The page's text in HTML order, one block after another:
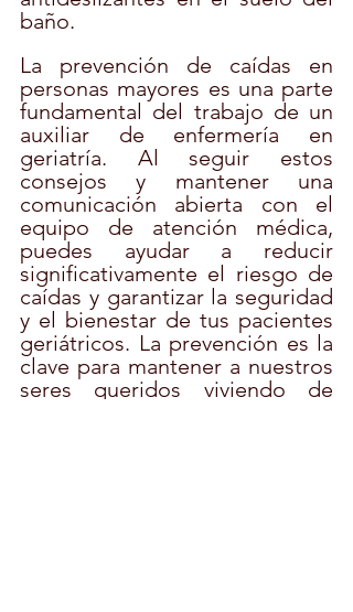
baño.
La prevención de caídas en
personas mayores es una parte
fundamental del trabajo de un
auxiliar de enfermería en
geriatría. Al seguir estos
consejos y mantener una
comunicación abierta con el
equipo de atención médica,
puedes ayudar a reducir
significativamente el riesgo de
caídas y garantizar la seguridad
y el bienestar de tus pacientes
geriátricos. La prevención es la
clave para mantener a nuestros
seres queridos viviendo de